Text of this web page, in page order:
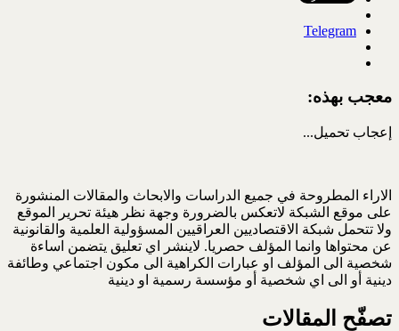
Telegram
معجب بهذه:
إعجاب تحميل...
الاراء المطروحة في جميع الدراسات والابحاث والمقالات المنشورة
على موقع الشبكة لاتعكس بالضرورة وجهة نظر هيئة تحرير الموقع
ولا تتحمل شبكة الاقتصاديين العراقيين المسؤولية العلمية والقانونية
عن محتواها وانما المؤلف حصريا. لاينشر اي تعليق يتضمن اساءة
شخصية الى المؤلف او عبارات الكراهية الى مكون اجتماعي وطائفة
دينية أو الى اي شخصية أو مؤسسة رسمية او دينية
تصفّح المقالات